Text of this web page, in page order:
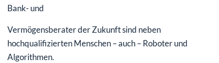
Bank- und
Vermögensberater der Zukunft sind neben
hochqualifizierten Menschen – auch – Roboter und
Algorithmen.